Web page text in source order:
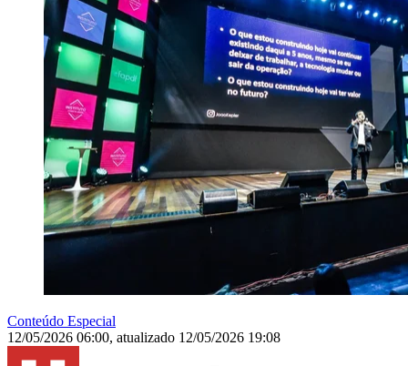
Conteúdo Especial
12/05/2026 06:00, atualizado 12/05/2026 19:08